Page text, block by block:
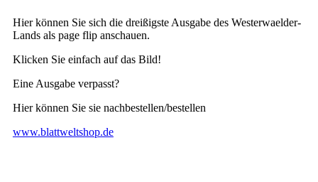
Hier können Sie sich die dreißigste Ausgabe des Westerwaelder-
Lands als page flip anschauen.
Klicken Sie einfach auf das Bild!
Eine Ausgabe verpasst?
Hier können Sie sie nachbestellen/bestellen
www.blattweltshop.de